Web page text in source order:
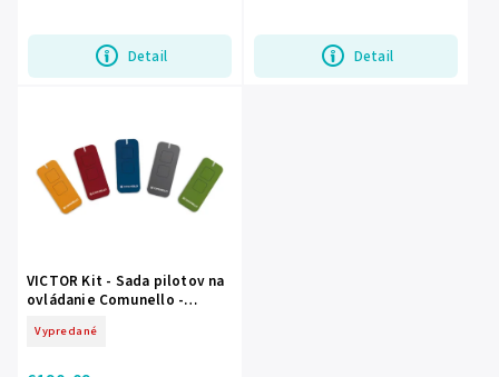
Detail Detail
VICTOR Kit - Sada pilotov na
ovládanie Comunello -
Vypredané